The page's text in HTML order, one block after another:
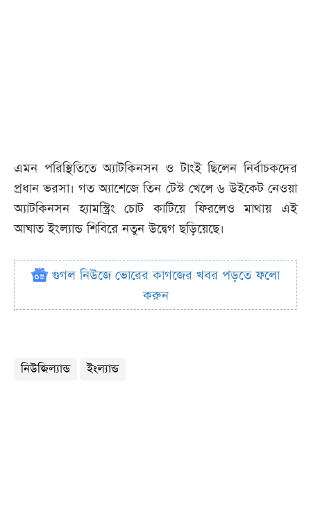
এমন পরিস্থিতিতে অ্যাটকিনসন ও টাংই ছিলেন নির্বাচকদের
প্রধান ভরসা। গত অ্যাশেজে তিন টেস্ট খেলে ৬ উইকেট নেওয়া
অ্যাটকিনসন হ্যামস্ট্রিং চোট কাটিয়ে ফিরলেও মাথায় এই
আঘাত ইংল্যান্ড শিবিরে নতুন উদ্বেগ ছড়িয়েছে।
গুগল নিউজে ভোরের কাগজের খবর পড়তে ফলো
করুন
নিউজিল্যান্ড ইংল্যান্ড